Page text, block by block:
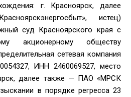
г. Красноярск, далее
истец)
суд Красноярского края с
акционерному обществу
сетевая компания
ИНН 2460069527, место
далее также — ПАО «МРСК
в порядке регресса 23